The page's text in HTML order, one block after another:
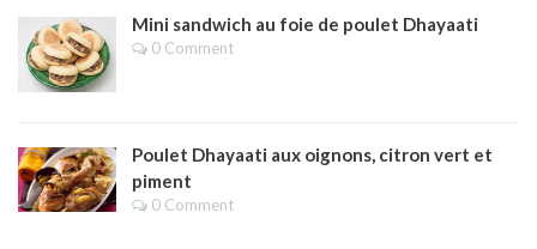
Mini sandwich au foie de poulet Dhayaati
0 Comment
Poulet Dhayaati aux oignons, citron vert et
piment
0 Comment